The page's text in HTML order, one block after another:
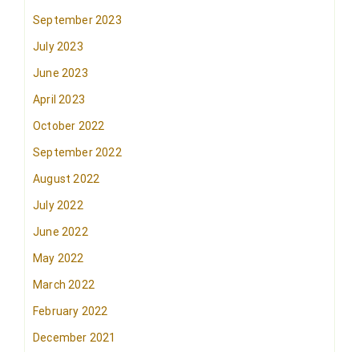
September 2023
July 2023
June 2023
April 2023
October 2022
September 2022
August 2022
July 2022
June 2022
May 2022
March 2022
February 2022
December 2021